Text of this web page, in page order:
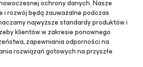
ochrony danych. Nasze
i rozwój będą zauważalne podczas
najwyższe standardy produktów i
klientów w zakresie ponownego
zapewniania odporności na
rozwiązań gotowych na przyszłe